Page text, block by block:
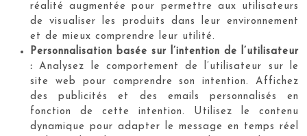
réalité augmentée pour permettre aux utilisateurs
de visualiser les produits dans leur environnement
et de mieux comprendre leur utilité.
Personnalisation basée sur l’intention de l’utilisateur
:Analysez le comportement de l’utilisateur sur le
site web pour comprendre son intention. Affichez
des publicités et des emails personnalisés en
fonction de cette intention. Utilisez le contenu
dynamique pour adapter le message en temps réel